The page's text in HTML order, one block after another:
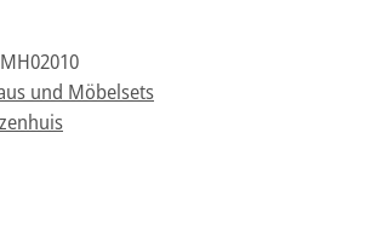
und Möbelsets